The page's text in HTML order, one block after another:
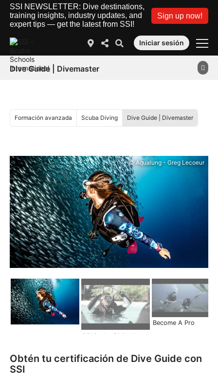
SSI NEWSLETTER: Dive destinations,
training insights, industry updates, and
expert tips — get the latest from SSI!
Sign up now!
Iniciar sesión
Dive Guide | Divemaster
Formación avanzada Scuba Diving Dive Guide | Divemaster
© Aqualung - Greg Lecoeur
Become A Pro
Obtén tu certificación de Dive Guide con
SSI